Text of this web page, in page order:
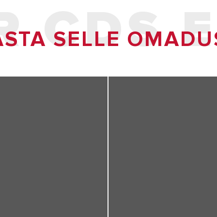
CDS
SELLE